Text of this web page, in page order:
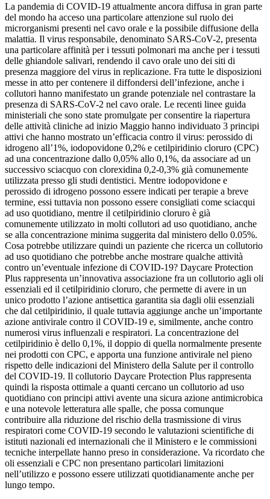
La pandemia di COVID-19 attualmente ancora diffusa in gran parte
del mondo ha acceso una particolare attenzione sul ruolo dei
microrganismi presenti nel cavo orale e la possibile diffusione della
malattia. Il virus responsabile, denominato SARS-CoV-2, presenta
una particolare affinità per i tessuti polmonari ma anche per i tessuti
delle ghiandole salivari, rendendo il cavo orale uno dei siti di
presenza maggiore del virus in replicazione. Fra tutte le disposizioni
messe in atto per contenere il diffondersi dell’infezione, anche i
collutori hanno manifestato un grande potenziale nel contrastare la
presenza di SARS-CoV-2 nel cavo orale. Le recenti linee guida
ministeriali che sono state promulgate per consentire la riapertura
delle attività cliniche ad inizio Maggio hanno individuato 3 principi
attivi che hanno mostrato un’efficacia contro il virus: perossido di
idrogeno all’1%, iodopovidone 0,2% e cetilpiridinio cloruro (CPC)
ad una concentrazione dallo 0,05% allo 0,1%, da associare ad un
successivo sciacquo con clorexidina 0,2-0,3% già comunemente
utilizzata presso gli studi dentistici. Mentre iodopovidone e
perossido di idrogeno possono essere indicati per terapie a breve
termine, essi tuttavia non possono essere consigliati come sciacqui
ad uso quotidiano, mentre il cetilpiridinio cloruro è già
comunemente utilizzato in molti collutori ad uso quotidiano, anche
se alla concentrazione minima suggerita dal ministero dello 0.05%.
Cosa potrebbe utilizzare quindi un paziente che ricerca un collutorio
ad uso quotidiano che potrebbe anche mostrare qualche attività
contro un’eventuale infezione di COVID-19? Daycare Protection
Plus rappresenta un’innovativa associazione fra un collutorio agli oli
essenziali ed il cetilpiridinio cloruro, che permette di avere in un
unico prodotto l’azione antisettica garantita sia dagli olii essenziali
che dal cetilpiridinio, il quale tuttavia aggiunge anche un’importante
azione antivirale contro il COVID-19 e, similmente, anche contro
numerosi virus influenzali e respiratori. La concentrazione del
cetilpiridinio è dello 0,1%, il doppio di quella normalmente presente
nei prodotti con CPC, e apporta una funzione antivirale nel pieno
rispetto delle indicazioni del Ministero della Salute per il controllo
del COVID-19. Il collutorio Daycare Protection Plus rappresenta
quindi la risposta ottimale a quanti cercano un collutorio ad uso
quotidiano con principi attivi avente una sicura azione antimicrobica
e una notevole letteratura alle spalle, che possa comunque
contribuire alla riduzione del rischio della trasmissione di virus
respiratori come COVID-19 secondo le valutazioni scientifiche di
istituti nazionali ed internazionali che il Ministero e le commissioni
tecniche interpellate hanno preso in considerazione. Va ricordato che
oli essenziali e CPC non presentano particolari limitazioni
nell’utilizzo e possono essere utilizzati quotidianamente anche per
lungo tempo.